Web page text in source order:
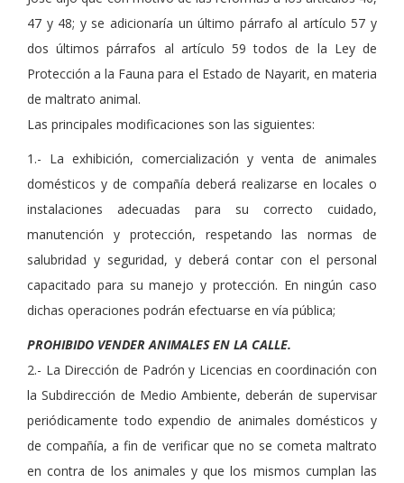
47 y 48; y se adicionaría un último párrafo al artículo 57 y
dos últimos párrafos al artículo 59 todos de la Ley de
Protección a la Fauna para el Estado de Nayarit, en materia
de maltrato animal.
Las principales modificaciones son las siguientes:
1.- La exhibición, comercialización y venta de animales
domésticos y de compañía deberá realizarse en locales o
instalaciones adecuadas para su correcto cuidado,
manutención y protección, respetando las normas de
salubridad y seguridad, y deberá contar con el personal
capacitado para su manejo y protección. En ningún caso
dichas operaciones podrán efectuarse en vía pública;
PROHIBIDO VENDER ANIMALES EN LA CALLE.
2.- La Dirección de Padrón y Licencias en coordinación con
la Subdirección de Medio Ambiente, deberán de supervisar
periódicamente todo expendio de animales domésticos y
de compañía, a fin de verificar que no se cometa maltrato
en contra de los animales y que los mismos cumplan las